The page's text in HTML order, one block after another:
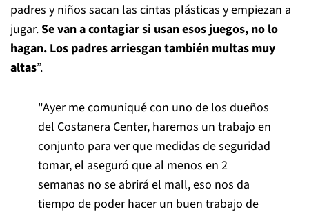
padres y niños sacan las cintas plásticas y empiezan a
jugar.Se van a contagiar si usan esos juegos, no lo
hagan. Los padres arriesgan también multas muy
altas”.
"Ayer me comuniqué con uno de los dueños
del Costanera Center, haremos un trabajo en
conjunto para ver que medidas de seguridad
tomar, el aseguró que al menos en 2
semanas no se abrirá el mall, eso nos da
tiempo de poder hacer un buen trabajo de